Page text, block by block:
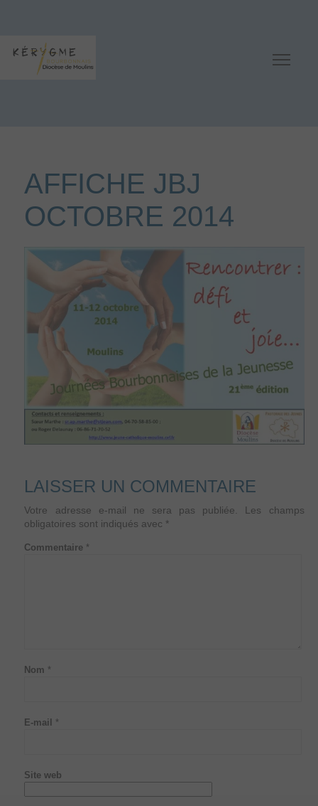
AFFICHE JBJ
OCTOBRE 2014
LAISSER UN COMMENTAIRE
Votre adresse e-mail ne sera pas publiée.
Les champs
obligatoires sont indiqués avec *
Commentaire *
Nom *
E-mail *
Site web